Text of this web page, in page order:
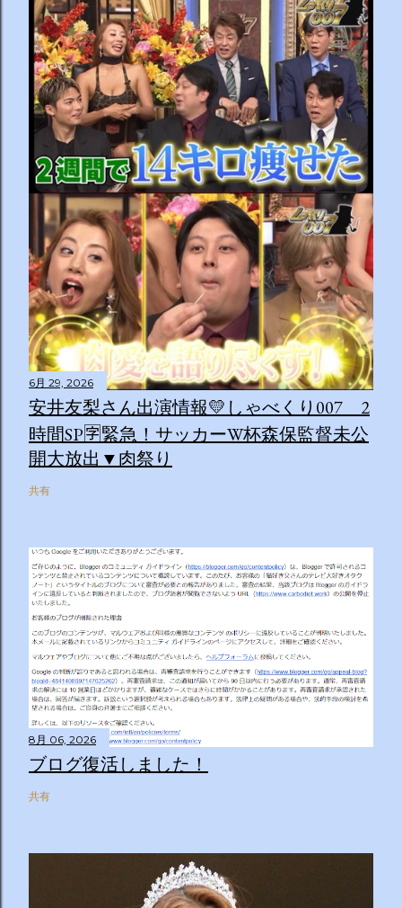
6月 29, 2026
安井友梨さん出演情報💛しゃべくり007 2
時間SP🈑緊急！サッカーW杯森保監督未公
開大放出▼肉祭り
共有
8月 06, 2026
ブログ復活しました！
共有